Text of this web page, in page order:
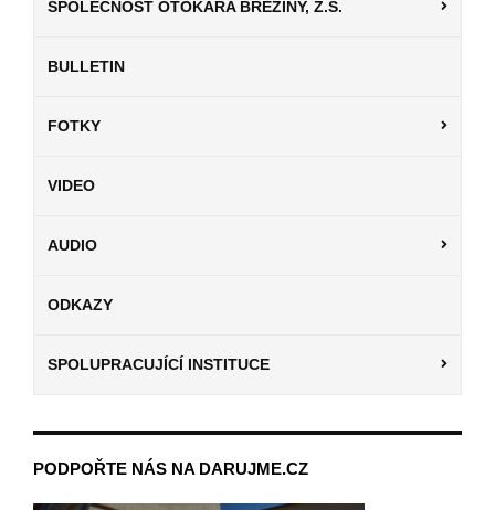
SPOLEČNOST OTOKARA BŘEZINY, Z.S.
BULLETIN
FOTKY
VIDEO
AUDIO
ODKAZY
SPOLUPRACUJÍCÍ INSTITUCE
PODPOŘTE NÁS NA DARUJME.CZ